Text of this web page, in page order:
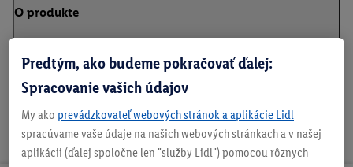
O produkte
Predtým, ako budeme pokračovať ďalej:
Spracovanie vašich údajov
My ako prevádzkovateľ webových stránok a aplikácie Lidl
spracúvame vaše údaje na našich webových stránkach a v našej
aplikácii (ďalej spoločne len "služby Lidl") pomocou rôznych